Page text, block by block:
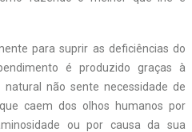
para suprir as deficiências do
é produzido graças à
não sente necessidade de
caem dos olhos humanos por
ou por causa da sua